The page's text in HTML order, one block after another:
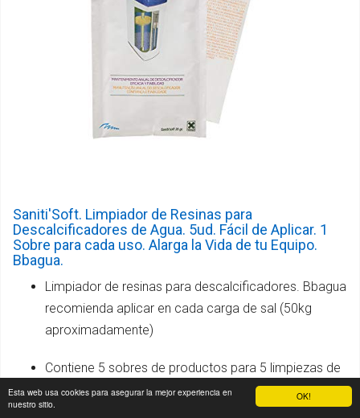
OK!
Esta web usa cookies para asegurar la mejor experiencia en
nuestro sitio.
Saniti'Soft. Limpiador de Resinas para
Descalcificadores de Agua. 5ud. Fácil de Aplicar. 1
Sobre para cada uso. Alarga la Vida de tu Equipo.
Bbagua.
Limpiador de resinas para descalcificadores. Bbagua
recomienda aplicar en cada carga de sal (50kg
aproximadamente)
Contiene 5 sobres de productos para 5 limpiezas de
las resinas. Recomendamos limpiar las resinas cada
reposición de sal.